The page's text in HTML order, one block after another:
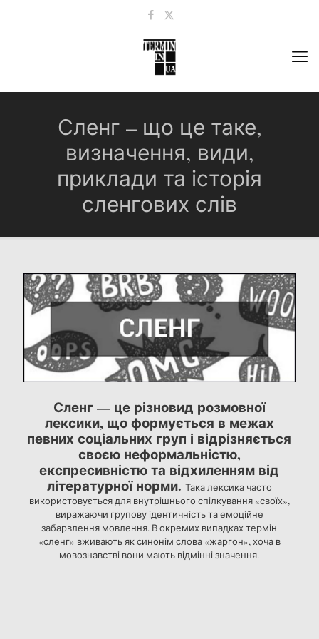
Сленг – що це таке,
визначення, види,
приклади та історія
сленгових слів
Сленг — це різновид розмовної
лексики, що формується в межах
певних соціальних груп і відрізняється
своєю неформальністю,
експресивністю та відхиленням від
літературної норми. Така лексика часто
використовується для внутрішнього спілкування «своїх»,
виражаючи групову ідентичність та емоційне
забарвлення мовлення. В окремих випадках термін
«сленг» вживають як синонім слова «жаргон», хоча в
мовознавстві вони мають відмінні значення.